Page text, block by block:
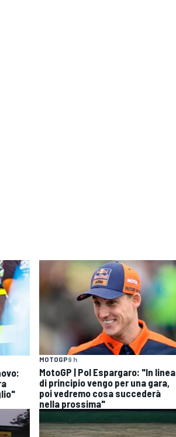
MOTOGP9 h
MotoGP | Pol Espargaro: "In linea
di principio vengo per una gara,
poi vedremo cosa succederà
nella prossima"